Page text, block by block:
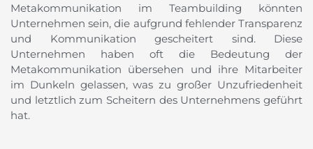
Metakommunikation im Teambuilding könnten
Unternehmen sein, die aufgrund fehlender Transparenz
und Kommunikation gescheitert sind. Diese
Unternehmen haben oft die Bedeutung der
Metakommunikation übersehen und ihre Mitarbeiter
im Dunkeln gelassen, was zu großer Unzufriedenheit
und letztlich zum Scheitern des Unternehmens geführt
hat.